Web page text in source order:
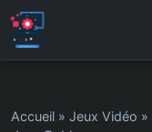
Accueil » Jeux Vidéo »